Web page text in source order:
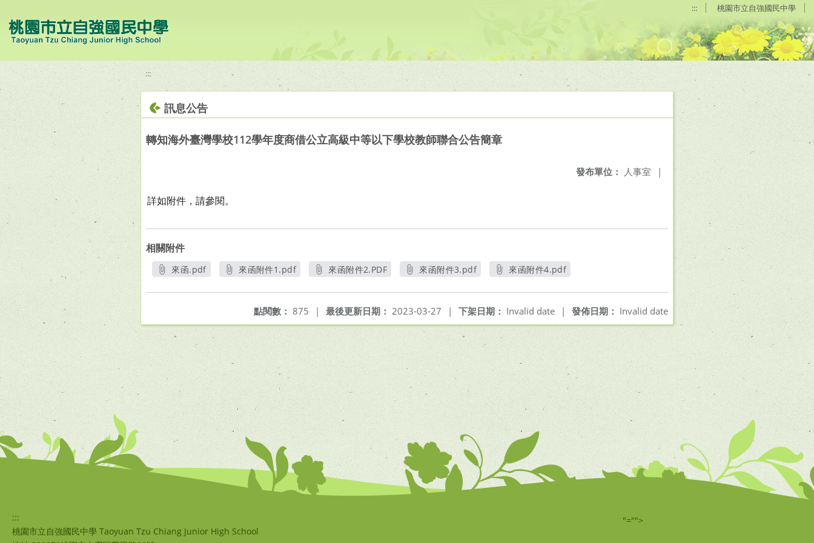
::: 桃園市立自強國民中學
:::
訊息公告
轉知海外臺灣學校112學年度商借公立高級中等以下學校教師聯合公告簡章
發布單位： 人事室 |
詳如附件，請參閱。
相關附件
來函.pdf
來函附件1.pdf
來函附件2.PDF
來函附件3.pdf
來函附件4.pdf
發佈日期： Invalid date
下架日期： Invalid date |
最後更新日期： 2023-03-27 |
點閱數： 875 |
:::
桃園市立自強國民中學 Taoyuan Tzu Chiang Junior High School
"="">